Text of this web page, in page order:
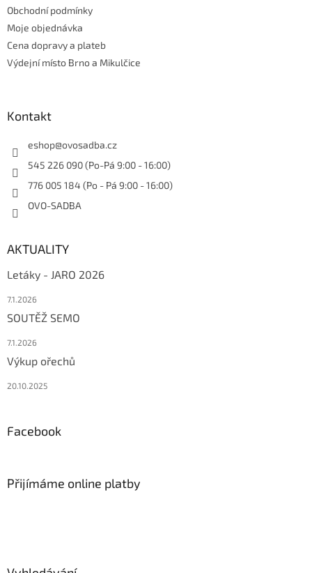
Obchodní podmínky
Moje objednávka
Cena dopravy a plateb
Výdejní místo Brno a Mikulčice
Kontakt
eshop@ovosadba.cz
545 226 090 (Po-Pá 9:00 - 16:00)
776 005 184 (Po - Pá 9:00 - 16:00)
OVO-SADBA
AKTUALITY
Letáky - JARO 2026
7.1.2026
SOUTĚŽ SEMO
7.1.2026
Výkup ořechů
20.10.2025
Facebook
Přijímáme online platby